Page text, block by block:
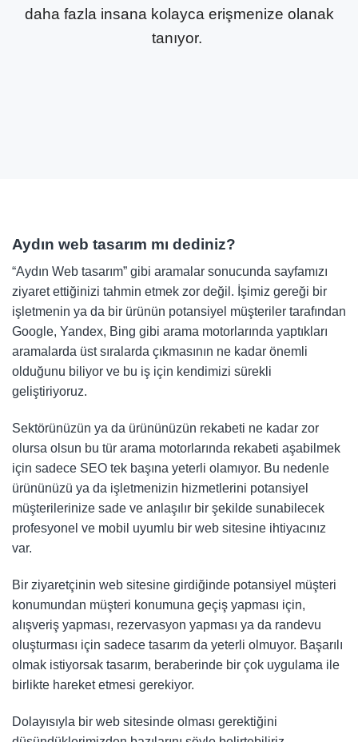
daha fazla insana kolayca erişmenize olanak
tanıyor.
Aydın web tasarım mı dediniz?
“Aydın Web tasarım” gibi aramalar sonucunda sayfamızı
ziyaret ettiğinizi tahmin etmek zor değil. İşimiz gereği bir
işletmenin ya da bir ürünün potansiyel müşteriler tarafından
Google, Yandex, Bing gibi arama motorlarında yaptıkları
aramalarda üst sıralarda çıkmasının ne kadar önemli
olduğunu biliyor ve bu iş için kendimizi sürekli
geliştiriyoruz.
Sektörünüzün ya da ürününüzün rekabeti ne kadar zor
olursa olsun bu tür arama motorlarında rekabeti aşabilmek
için sadece SEO tek başına yeterli olamıyor. Bu nedenle
ürününüzü ya da işletmenizin hizmetlerini potansiyel
müşterilerinize sade ve anlaşılır bir şekilde sunabilecek
profesyonel ve mobil uyumlu bir web sitesine ihtiyacınız
var.
Bir ziyaretçinin web sitesine girdiğinde potansiyel müşteri
konumundan müşteri konumuna geçiş yapması için,
alışveriş yapması, rezervasyon yapması ya da randevu
oluşturması için sadece tasarım da yeterli olmuyor. Başarılı
olmak istiyorsak tasarım, beraberinde bir çok uygulama ile
birlikte hareket etmesi gerekiyor.
Dolayısıyla bir web sitesinde olması gerektiğini